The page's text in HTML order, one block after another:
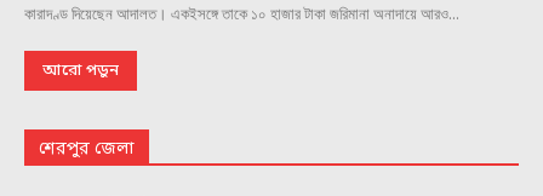
কারাদণ্ড দিয়েছেন আদালত। একইসঙ্গে তাকে ১০ হাজার টাকা জরিমানা অনাদায়ে আরও...
আরো পড়ুন
শেরপুর জেলা